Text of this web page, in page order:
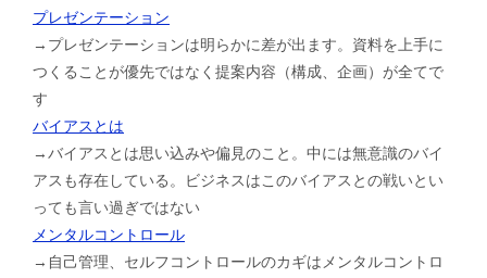
プレゼンテーション
→プレゼンテーションは明らかに差が出ます。資料を上手に
つくることが優先ではなく提案内容（構成、企画）が全てで
す
バイアスとは
→バイアスとは思い込みや偏見のこと。中には無意識のバイ
アスも存在している。ビジネスはこのバイアスとの戦いとい
っても言い過ぎではない
メンタルコントロール
→自己管理、セルフコントロールのカギはメンタルコントロ